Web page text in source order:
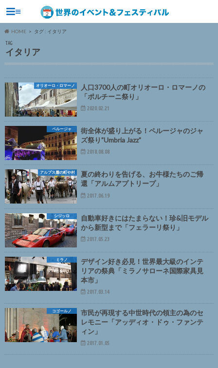
≡
HOME タグ : イタリア
TAG
イタリア
オリオーロ・ロマーノ
人口3700人の町オリオーロ・ロマーノの
「ポルチーニ祭り」
2020.02.21
ペルージャ
街全体が盛り上がる！ペルージャのジャ
ズ祭り”Umbria Jazz”
2018.08.08
アルプス麓の町や村
夏の終わりを告げる、お牛様たちのご帰
還「アルムアプトリープ」
2017.06.19
シジッロ
自動車好きにはたまらない！珍&旧モデル
から新型まで「フェラーリ祭り」
2017.05.23
ミラノ
デザイン好き必見！世界最大級のインテ
リアの祭典「ミラノサローネ国際家具見
本市」
2017.03.14
コゴールノ
市民が再現する中世時代の領主の為のセ
レモニー「アッディオ・ドゥ・ファンテ
ィン」
2017.01.05